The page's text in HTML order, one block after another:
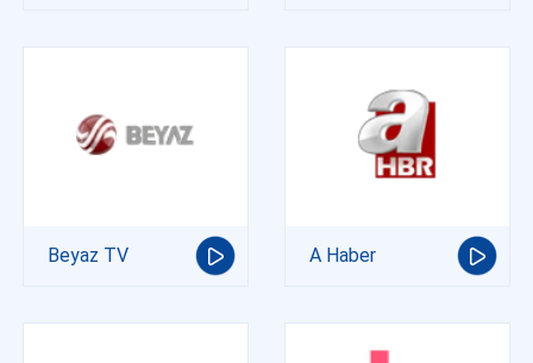
Beyaz TV A Haber